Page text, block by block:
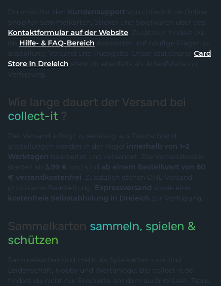
Du erreichst den Kundensupport von collect-it.de Online
Shop für Sammelkarten, Sticker und Spielwaren über das
Kontaktformular auf der Website. Zusätzlich findest du
im Hilfe- & FAQ-Bereich Antworten auf häufige Fragen zu
Bestellung, Versand und Rückgabe. Unser stationärer Card
Store in Dreieich steht dir ebenfalls als Anlaufstelle zur
Verfügung.
Wie lange dauert der Versand bei
collect-it ?
Der Versand erfolgt zuverlässig aus Deutschland.
Bestellungen werden in der Regel innerhalb von 1–2
Werktagen bearbeitet und versendet. Die Versandkosten
starten ab 3,99 € und sind ab einem Bestellwert von 80
€ versandkostenfrei. Zusätzlich stehen DHL-Versand,
priorisierte Bearbeitung, Expressversand sowie eine
kostenfreie Selbstabholung in Dreieich zur Verfügung.
Sammelkarten sammeln, spielen &
schützen
Sammelkarten sind mehr als Spielkarten – sie sind
Leidenschaft, Hobby und Wertanlage. Bei collect-it.de
findest du nicht nur Produkte, sondern auch Wissen, Tipps